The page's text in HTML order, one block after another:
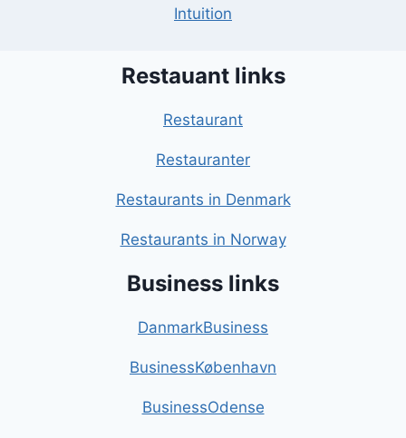
Intuition
Restauant links
Restaurant
Restauranter
Restaurants in Denmark
Restaurants in Norway
Business links
DanmarkBusiness
BusinessKøbenhavn
BusinessOdense